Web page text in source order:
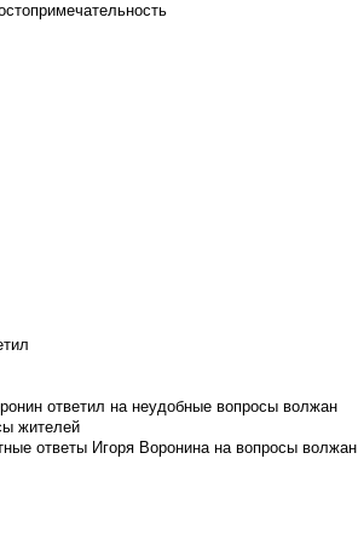
ответил на неудобные вопросы волжан
жителей
ответы Игоря Воронина на вопросы волжан